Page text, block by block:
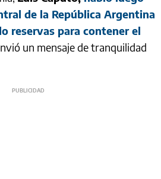
de la República Argentina
reservas para contener el
un mensaje de tranquilidad